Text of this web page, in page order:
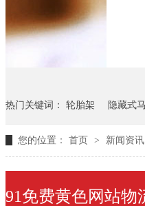
气瓶料架
热门关键词： 轮胎架 隐藏式
您的位置： 首页 > 新闻资讯
91免费黄色网站物